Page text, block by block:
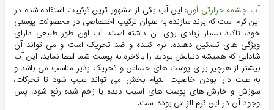
آب چشمه حرارتی اَون: این آب یکی از مشهور ترین ترکیبات استفاده شده در
این کرم است که برند سازنده به عنوان ترکیب اختصاصی در محصولات پوستی
خود، تاکید بسیار زیادی روی آن داشته است. آب اون طور طبیعی دارای
ویژگی های تسکین دهنده، نرم کننده و ضد تحریک است و می تواند آن
شادابی که همیشه دنبالش بودید را بالاخره به پوست شما اعطا نماید. این آب
بیشتر از هرچیز برای پوست های حساس و تحریک پذیر مناسب می باشد و
به علت دارا بودن خاصیت التیام بخش می تواند سبب شود تا تحرکات،
سوزش و خارش های پوست های آسیب دیده یا زخم شده رفع شود. پس
وجود آن در این کرم الزامی بوده است.